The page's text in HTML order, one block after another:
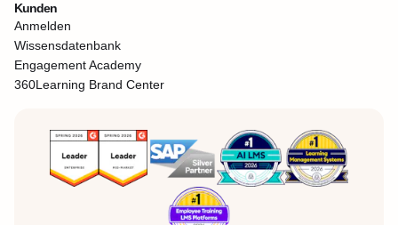
Kunden
Anmelden
Wissensdatenbank
Engagement Academy
360Learning Brand Center